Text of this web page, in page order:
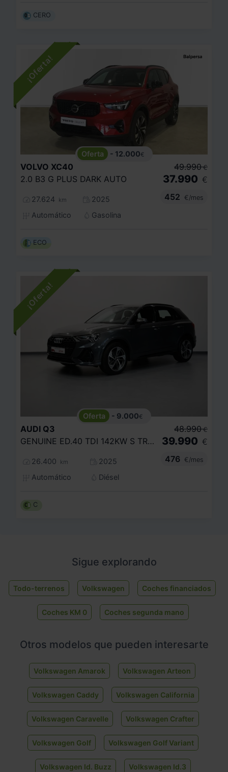
CERO
- 12.000€
VOLVO XC40
2.0 B3 G PLUS DARK AUTO
27.624 km
2025
Automático
Gasolina
49.990 €
37.990 €
452
€/mes
ECO
- 9.000€
AUDI Q3
GENUINE ED.40 TDI 142KW S TRONIC QUATTRO
26.400 km
2025
Automático
Diésel
48.990 €
39.990 €
476
€/mes
C
Sigue explorando
Todo-terrenos Volkswagen Coches financiados
Coches KM 0 Coches segunda mano
Otros modelos que pueden interesarte
Volkswagen Amarok Volkswagen Arteon
Volkswagen Caddy Volkswagen California
Volkswagen Caravelle Volkswagen Crafter
Volkswagen Golf Volkswagen Golf Variant
Volkswagen Id. Buzz Volkswagen Id.3